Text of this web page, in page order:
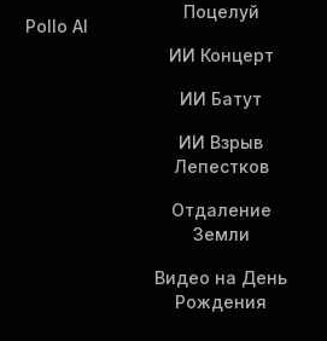
Pollo AI
Поцелуй
ИИ Концерт
ИИ Батут
ИИ Взрыв
Лепестков
Отдаление
Земли
Видео на День
Рождения